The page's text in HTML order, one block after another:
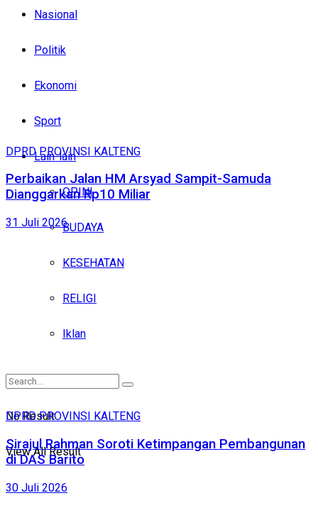
Nasional
Politik
Ekonomi
Sport
Lain-lain
OPINI
BUDAYA
KESEHATAN
RELIGI
Iklan
No Result
View All Result
DPRD PROVINSI KALTENG
Perbaikan Jalan HM Arsyad Sampit-Samuda
Dianggarkan Rp10 Miliar
31 Juli 2026
DPRD PROVINSI KALTENG
Sirajul Rahman Soroti Ketimpangan Pembangunan
di DAS Barito
30 Juli 2026